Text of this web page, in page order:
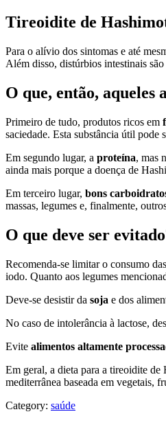
Tireoidite de
Para o alívio dos sintomas e até
Além disso, distúrbios intestinais
O que, então,
Primeiro de tudo, produtos ricos em
saciedade. Esta substância útil pode
Em segundo lugar, a proteína, mas
ainda mais porque a doença de
Em terceiro lugar, bons
massas, legumes e, finalmente,
O que deve ser
Recomenda-se limitar o consumo
iodo. Quanto aos legumes
Deve-se desistir da soja e dos
No caso de intolerância à lactose,
Evite alimentos altamente
Em geral, a dieta para a tireoidite de
mediterrânea baseada em vegetais,
Category: saúde